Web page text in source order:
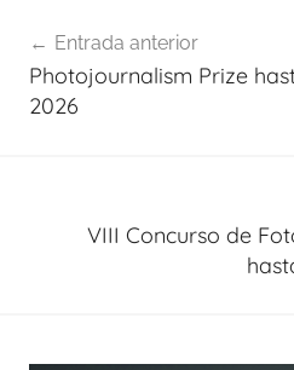
de
entradas
Entrada anterior
Photojournalism Prize
2026
VIII Concurso de